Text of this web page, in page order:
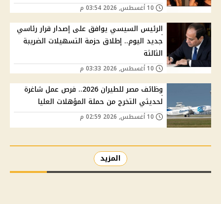
الرئيس السيسي يوافق على إصدار قرار رئاسي
جديد اليوم.. إطلاق حزمة التسهيلات الضريبة
الثالثة
وظائف مصر للطيران 2026.. فرص عمل شاغرة
لحديثي التخرج من حملة المؤهلات العليا
المزيد